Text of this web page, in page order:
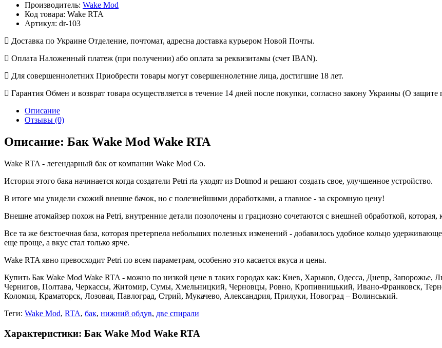
Производитель: Wake Mod
Код товара: Wake RTA
Артикул: dr-103
Доставка по Украине Отделение, почтомат, адресна доставка курьером Новой Почты.
Оплата Наложенный платеж (при получении) або оплата за реквизитамы (счет IBAN).
Для совершеннолетних Приобрести товары могут совершеннолетние лица, достигшие 18 лет.
Гарантия Обмен и возврат товара осуществляется в течение 14 дней после покупки, согласно закону Украины (О
Описание
Отзывы (0)
Описание: Бак Wake Mod Wake RTA
Wake RTA - легендарный бак от компании Wake Mod Co.
История этого бака начинается когда создатели Petri rta уходят из Dotmod и решают создать свое, улучшенное устройство.
В итоге мы увидели схожий внешне бачок, но с полезнейшими доработками, а главное - за скромную цену!
Внешне атомайзер похож на Petri, внутренние детали позолочены и грациозно сочетаются с внешней обработкой,
Все та же безстоечная база, которая претерпела небольших полезных изменений - добавилось удобное кольцо
еще проще, а вкус стал только ярче.
Wake RTA явно превосходит Petri по всем параметрам, особенно это касается вкуса и цены.
Купить Бак Wake Mod Wake RTA - можно по низкой цене в таких городах как: Киев, Харьков, Одесса, Днепр,
Чернигов, Полтава, Черкассы, Житомир, Сумы, Хмельницкий, Черновцы, Ровно, Кропивницький, Ивано-Франковск,
Коломия, Краматорск, Лозовая, Павлоград, Стрий, Мукачево, Александрия, Прилуки, Новоград – Волинський.
Теги: Wake Mod, RTA, бак, нижний обдув, две спирали
Характеристики: Бак Wake Mod Wake RTA